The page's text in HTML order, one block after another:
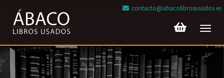
contacto@abacolibrosusados.es